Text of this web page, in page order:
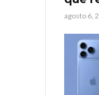
agosto 6,